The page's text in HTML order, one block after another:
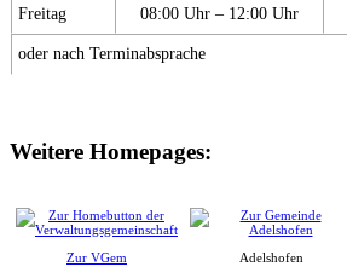
Freitag 08:00 Uhr – 12:00 Uhr
oder nach Terminabsprache
Weitere Homepages:
Zur VGem Adelshofen